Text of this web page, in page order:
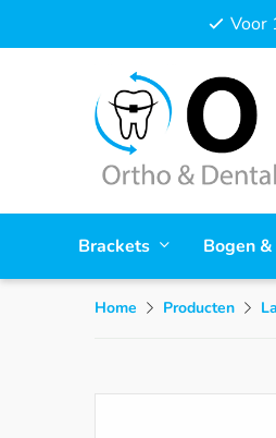
Voor
Brackets Bogen
Home Producten